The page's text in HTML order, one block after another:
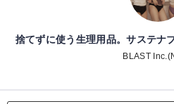
捨てずに使う生理用品。サステナ
BLAST